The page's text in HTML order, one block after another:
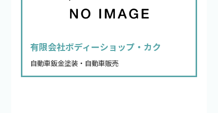
有限会社ボディーショップ・カク
自動車鈑金塗装・自動車販売